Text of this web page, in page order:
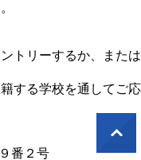
トリーするか、または
する学校を通してご応
番２号